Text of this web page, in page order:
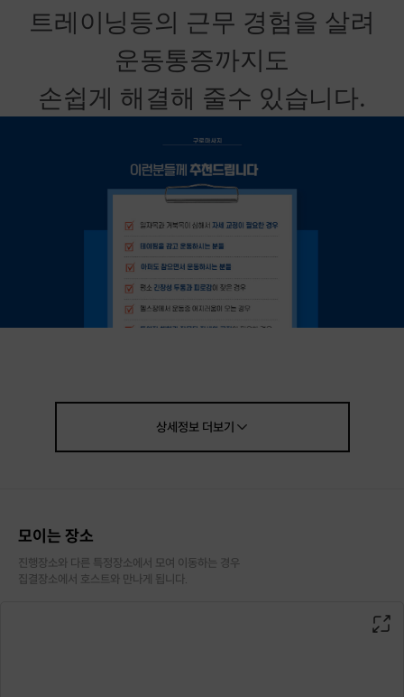
트레이닝등의 근무 경험을 살려
운동통증까지도
손쉽게 해결해 줄수 있습니다.
실장
전)준 정형외과 도수치료사
상세정보더보기
모이는 장소
진행장소와 다른 특정장소에서 모여 이동하는 경우
집결장소에서 호스트와 만나게 됩니다.